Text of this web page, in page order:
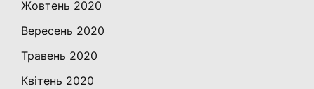
Жовтень 2020
Вересень 2020
Травень 2020
Квітень 2020